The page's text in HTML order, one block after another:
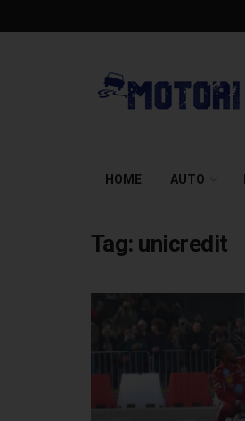
HOME AUTO
Tag: unicredit